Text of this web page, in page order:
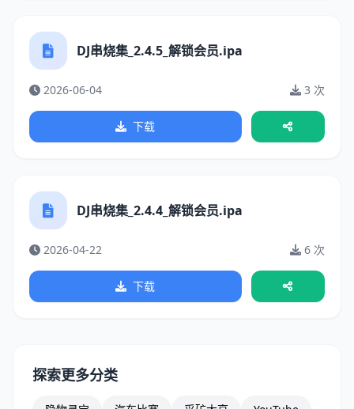
DJ串烧集_2.4.5_解锁会员.ipa
2026-06-04 3 次
下载
DJ串烧集_2.4.4_解锁会员.ipa
2026-04-22 6 次
下载
探索更多分类